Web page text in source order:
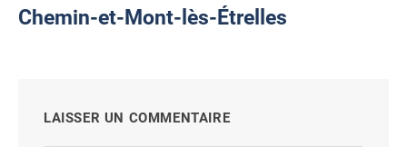
Chemin-et-Mont-lès-Étrelles
LAISSER UN COMMENTAIRE